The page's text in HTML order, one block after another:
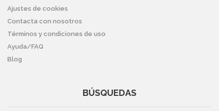
Ajustes de cookies
Contacta con nosotros
Términos y condiciones de uso
Ayuda/FAQ
Blog
BÚSQUEDAS